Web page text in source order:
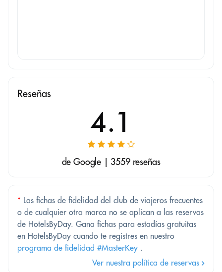
Reseñas
4.1
de Google | 3559 reseñas
* Las fichas de fidelidad del club de viajeros frecuentes
o de cualquier otra marca no se aplican a las reservas
de HotelsByDay. Gana fichas para estadías gratuitas
en HotelsByDay cuando te registres en nuestro
programa de fidelidad #MasterKey .
Ver nuestra política de reservas